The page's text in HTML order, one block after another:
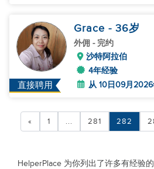
直接聘用
Grace - 36岁
外佣 - 完约
沙特阿拉伯
4年经验
从 10日09月
« 1 ... 281 282
HelperPlace 为你列出了许多有经验